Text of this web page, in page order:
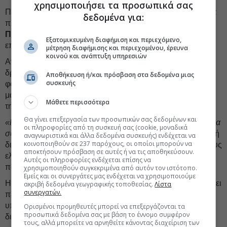
Παράλληλα, αρκετοί παρατηρητές θεωρούν ότι η συμφωνία
προχώρησε χάρη στην επιρροή του υπουργού Επιστημών
Πάτρικ Βάλανς,
επικεφαλής Έρευνας και Ανάπτυξης της εταιρείας.
Αντιδράσεις υπήρξαν και από οργανώσεις που
δραστηριοποιούνται στον χώρο της πρόσβασης στα
φάρμακα, οι οποίες εκφράζουν ανησυχίες για το
μακροπρόθεσμο κόστος της συμφωνίας και επιχειρούν να
την αμφισβητήσουν δικαστικά.
«Η κυβέρνηση του Ηνωμένου Βασιλείου έκλεισε μια απαίσια
συμφωνία»,δήλωσε η Ντιαρμέιντ ΜακΝτόναλντ, εκτελεστική
διευθύντρια της Just Treatment. «Αποδυνάμωσε μόνιμα τους
ελέγχους στις τιμές των φαρμάκων, οι οποίοι αποτελούσαν
παράδειγμα διεθνώς, χωρίς ουσιαστικά ανταλλάγματα».
Η βρετανική κυβέρνηση εκτίμησε ότι η συμφωνία θα κοστίσει
περίπου 2 δισ. λίρες βραχυπρόθεσμα, χωρίς όμως να
υπάρχει επίσημη αξιολόγηση για το κόστος της επόμενης
δεκαετίας.
χρησιμοποιήσει τα προσωπικά σας
δεδομένα για:
Εξατομικευμένη διαφήμιση και περιεχόμενο,
μέτρηση διαφήμισης και περιεχομένου, έρευνα
κοινού και ανάπτυξη υπηρεσιών
Αποθήκευση ή/και πρόσβαση στα δεδομένα μιας
συσκευής
Μάθετε περισσότερα
Θα γίνει επεξεργασία των προσωπικών σας δεδομένων και
οι πληροφορίες από τη συσκευή σας (cookie, μοναδικά
αναγνωριστικά και άλλα δεδομένα συσκευής) ενδέχεται να
κοινοποιηθούν σε 237 παρόχους, οι οποίοι μπορούν να
αποκτήσουν πρόσβαση σε αυτές ή να τις αποθηκεύσουν.
Αυτές οι πληροφορίες ενδέχεται επίσης να
χρησιμοποιηθούν συγκεκριμένα από αυτόν τον ιστότοπο.
Εμείς και οι συνεργάτες μας ενδέχεται να χρησιμοποιούμε
ακριβή δεδομένα γεωγραφικής τοποθεσίας.Λίστα
συνεργατών.
Ορισμένοι προμηθευτές μπορεί να επεξεργάζονται τα
προσωπικά δεδομένα σας με βάση το έννομο συμφέρον
τους, αλλά μπορείτε να αρνηθείτε κάνοντας διαχείριση των